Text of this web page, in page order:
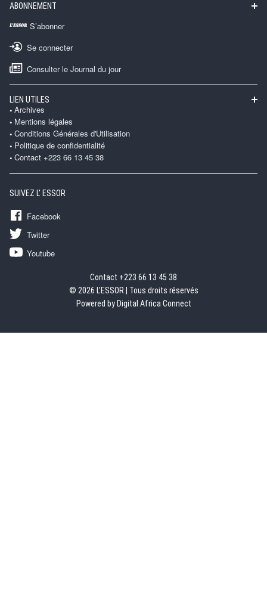
ABONNEMENT
S’abonner
Se connecter
Consulter le Journal du jour
LIEN UTILES
Archives
Mentions légales
Conditions Générales d'Utilisation
Politique de confidentialité
Contact +223 66 13 45 38
SUIVEZ L' ESSOR
Facebook
Twitter
Youtube
Contact +223 66 13 45 38
© 2026 L'ESSOR | Tous droits réservés
Powered by Digital Africa Connect